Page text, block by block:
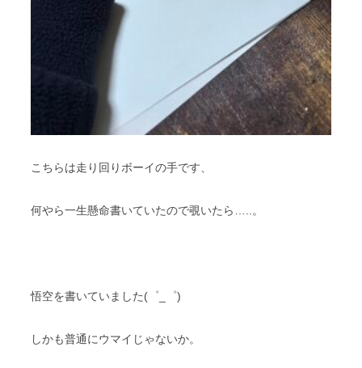
こちらは走り回りボーイの手です、
何やら一生懸命書いていたので覗いたら…..。
悟空を書いていました(゜_゜)
しかも普通にウマイじゃないか。